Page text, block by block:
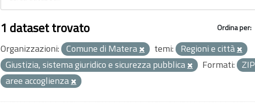
Ordina per
1 dataset trovato
Organizzazioni: Comune di Matera temi: Regioni e città
Giustizia, sistema giuridico e sicurezza pubblica
Formati: ZIP
aree accoglienza